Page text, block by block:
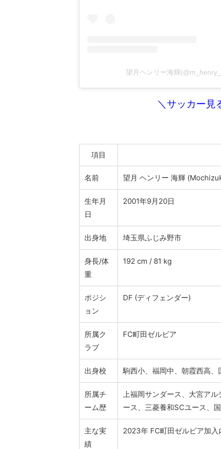
望月ヘンリー海輝
＼サッカー見
項目
名前 望月 ヘンリー 海輝
生年月
日
2001年9月20日
出身地 埼玉県ふじみ野市
身長/体
重
192 cm / 81 kg
ポジシ
ョン
DF (ディフェンダー)
所属ク
ラブ
FC町田ゼルビア
出身校 駒西小、福岡中、朝霞西高、
所属チ
ーム歴
上福岡サンダース、大宮ア
ース、三菱養和SCユース、
主な実
績
2023年 FC町田ゼルビア加入